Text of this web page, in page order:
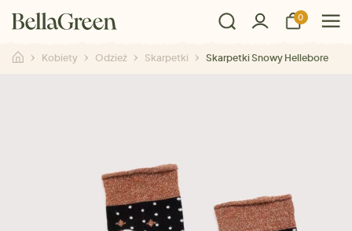
0
Kobiety Odzież Skarpetki Skarpetki Snowy Hellebore